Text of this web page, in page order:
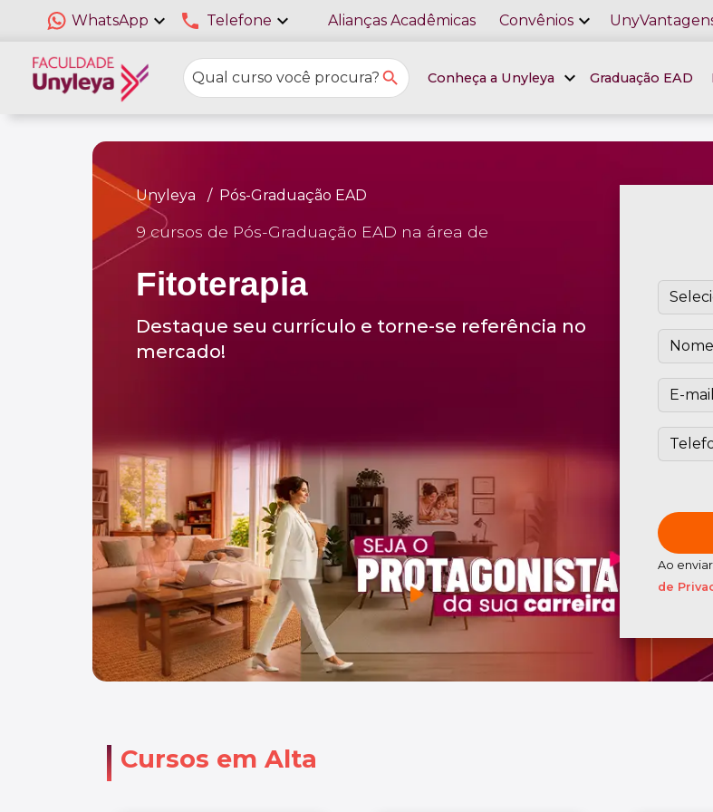
WhatsApp expand_more phone Telefone expand_more Alianças Acadêmicas Convênios expand_more
Conheça a Unyleya expand_more Graduação EAD
Unyleya Pós-Graduação EAD
9 cursos de Pós-Graduação EAD na área de
Fitoterapia
Destaque seu currículo e torne-se referência no
mercado!
Ao
de
Cursos em Alta